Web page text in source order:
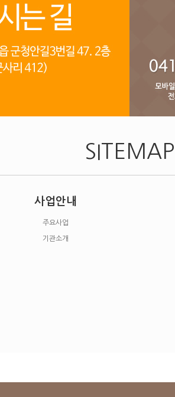
SITEMAP
사업안내
주요사업
기관소개